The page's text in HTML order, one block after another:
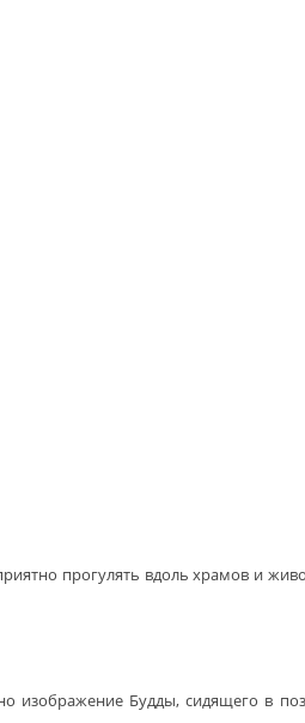
прогулять вдоль храмов и
Будды, сидящего в